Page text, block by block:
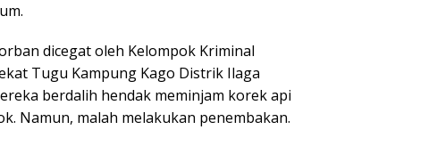
dicegat oleh Kelompok Kriminal
Tugu Kampung Kago Distrik Ilaga
berdalih hendak meminjam korek api
Namun, malah melakukan penembakan.